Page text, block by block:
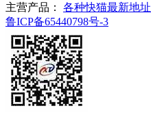
主营产品： 各种快猫最新地址
鲁ICP备65440798号-3